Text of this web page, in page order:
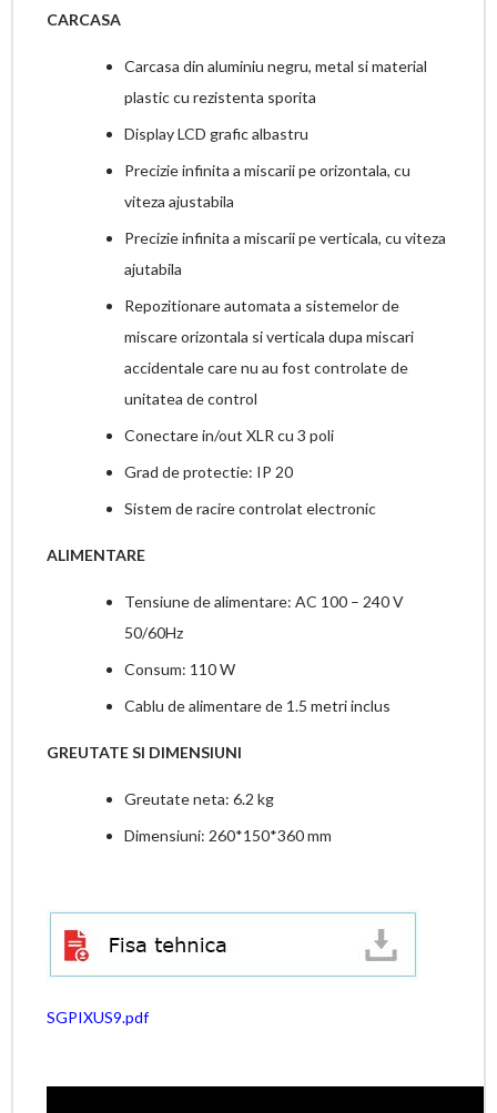
CARCASA
Carcasa din aluminiu negru, metal si material
plastic cu rezistenta sporita
Display LCD grafic albastru
Precizie infinita a miscarii pe orizontala, cu
viteza ajustabila
Precizie infinita a miscarii pe verticala, cu viteza
ajutabila
Repozitionare automata a sistemelor de
miscare orizontala si verticala dupa miscari
accidentale care nu au fost controlate de
unitatea de control
Conectare in/out XLR cu 3 poli
Grad de protectie: IP 20
Sistem de racire controlat electronic
ALIMENTARE
Tensiune de alimentare: AC 100 – 240 V
50/60Hz
Consum: 110 W
Cablu de alimentare de 1.5 metri inclus
GREUTATE SI DIMENSIUNI
Greutate neta: 6.2 kg
Dimensiuni: 260*150*360 mm
SGPIXUS9.pdf